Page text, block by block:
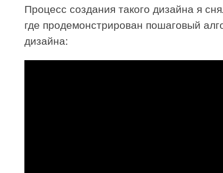
Процесс создания такого дизайна я
где продемонстрирован пошаговый
дизайна: